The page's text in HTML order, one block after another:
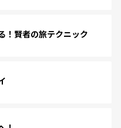
！賢者の旅テクニック